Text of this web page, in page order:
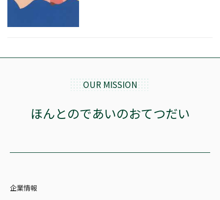
OUR MISSION
ほんとのであいのおてつだい
企業情報